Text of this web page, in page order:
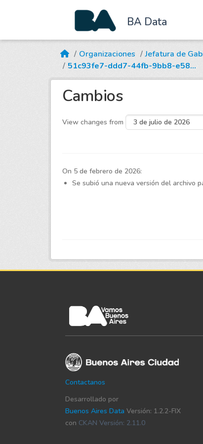
Skip to main content
BA Data
Organizaciones Jefatura de
51c93fe7-ddd7-44fb-9bb8-e58...
Cambios
View changes from
On 5 de febrero de 2026:
Se subió una nueva versión del archivo
Contactanos
Desarrollado por
Buenos Aires Data Versión: 1.2.2-FIX
con CKAN Versión: 2.11.0